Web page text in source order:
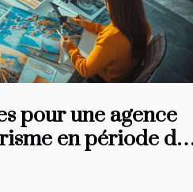
pour une agence
en période de